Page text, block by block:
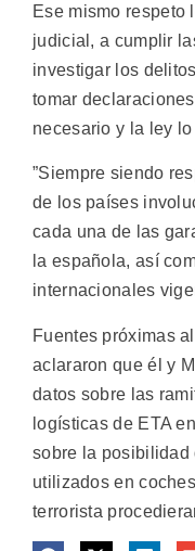
Ese mismo respeto
judicial, a cumplir
investigar los
tomar
necesario y la ley
”Siempre siendo
de los países
cada una de las
la española, así
internacionales
Fuentes próximas
aclararon que él y
datos sobre las
logísticas de ETA
sobre la posibilidad
utilizados en
terrorista